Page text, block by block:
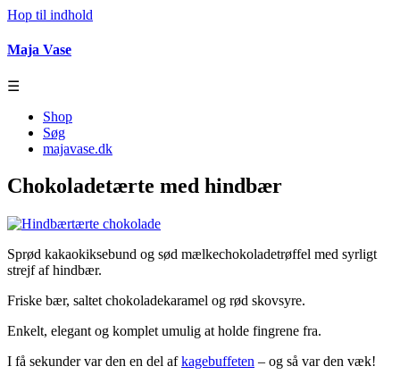
Hop til indhold
Maja Vase
☰
Shop
Søg
majavase.dk
Chokoladetærte med hindbær
Sprød kakaokiksebund og sød mælkechokoladetrøffel med syrligt
strejf af hindbær.
Friske bær, saltet chokoladekaramel og rød skovsyre.
Enkelt, elegant og komplet umulig at holde fingrene fra.
I få sekunder var den en del afkagebuffeten – og så var den væk!